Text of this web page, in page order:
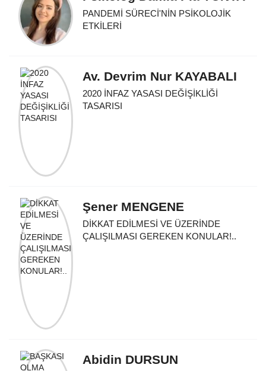
PANDEMİ SÜRECİ'NİN PSİKOLOJİK
ETKİLERİ
Av. Devrim Nur KAYABALI
2020 İNFAZ YASASI DEĞİŞİKLİĞİ
TASARISI
Şener MENGENE
DİKKAT EDİLMESİ VE ÜZERİNDE
ÇALIŞILMASI GEREKEN KONULAR!..
Abidin DURSUN